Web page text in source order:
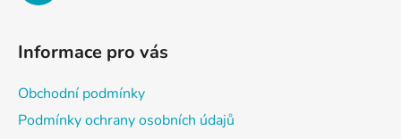
Informace pro vás
Obchodní podmínky
Podmínky ochrany osobních údajů